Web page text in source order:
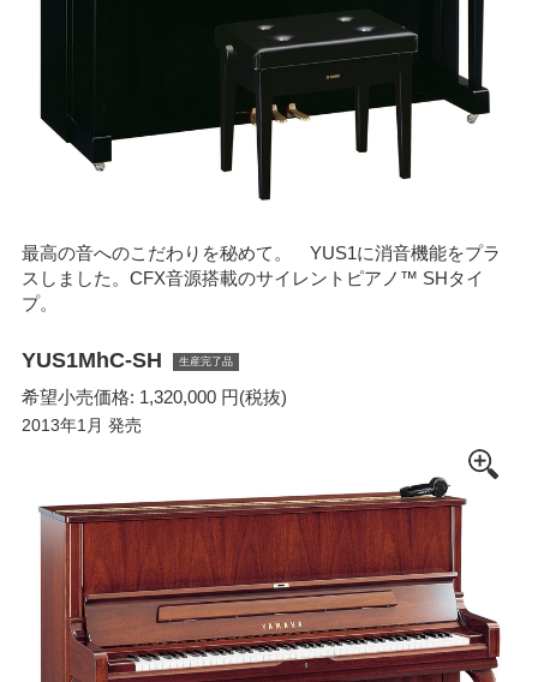
最高の音へのこだわりを秘めて。 YUS1に消音機能をプラ
スしました。CFX音源搭載のサイレントピアノ™ SHタイ
プ。
YUS1MhC-SH 生産完了品
希望小売価格: 1,320,000 円(税抜)
2013年1月 発売